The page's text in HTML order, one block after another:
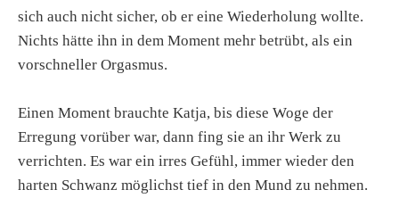
sich auch nicht sicher, ob er eine Wiederholung wollte.
Nichts hätte ihn in dem Moment mehr betrübt, als ein
vorschneller Orgasmus.
Einen Moment brauchte Katja, bis diese Woge der
Erregung vorüber war, dann fing sie an ihr Werk zu
verrichten. Es war ein irres Gefühl, immer wieder den
harten Schwanz möglichst tief in den Mund zu nehmen.